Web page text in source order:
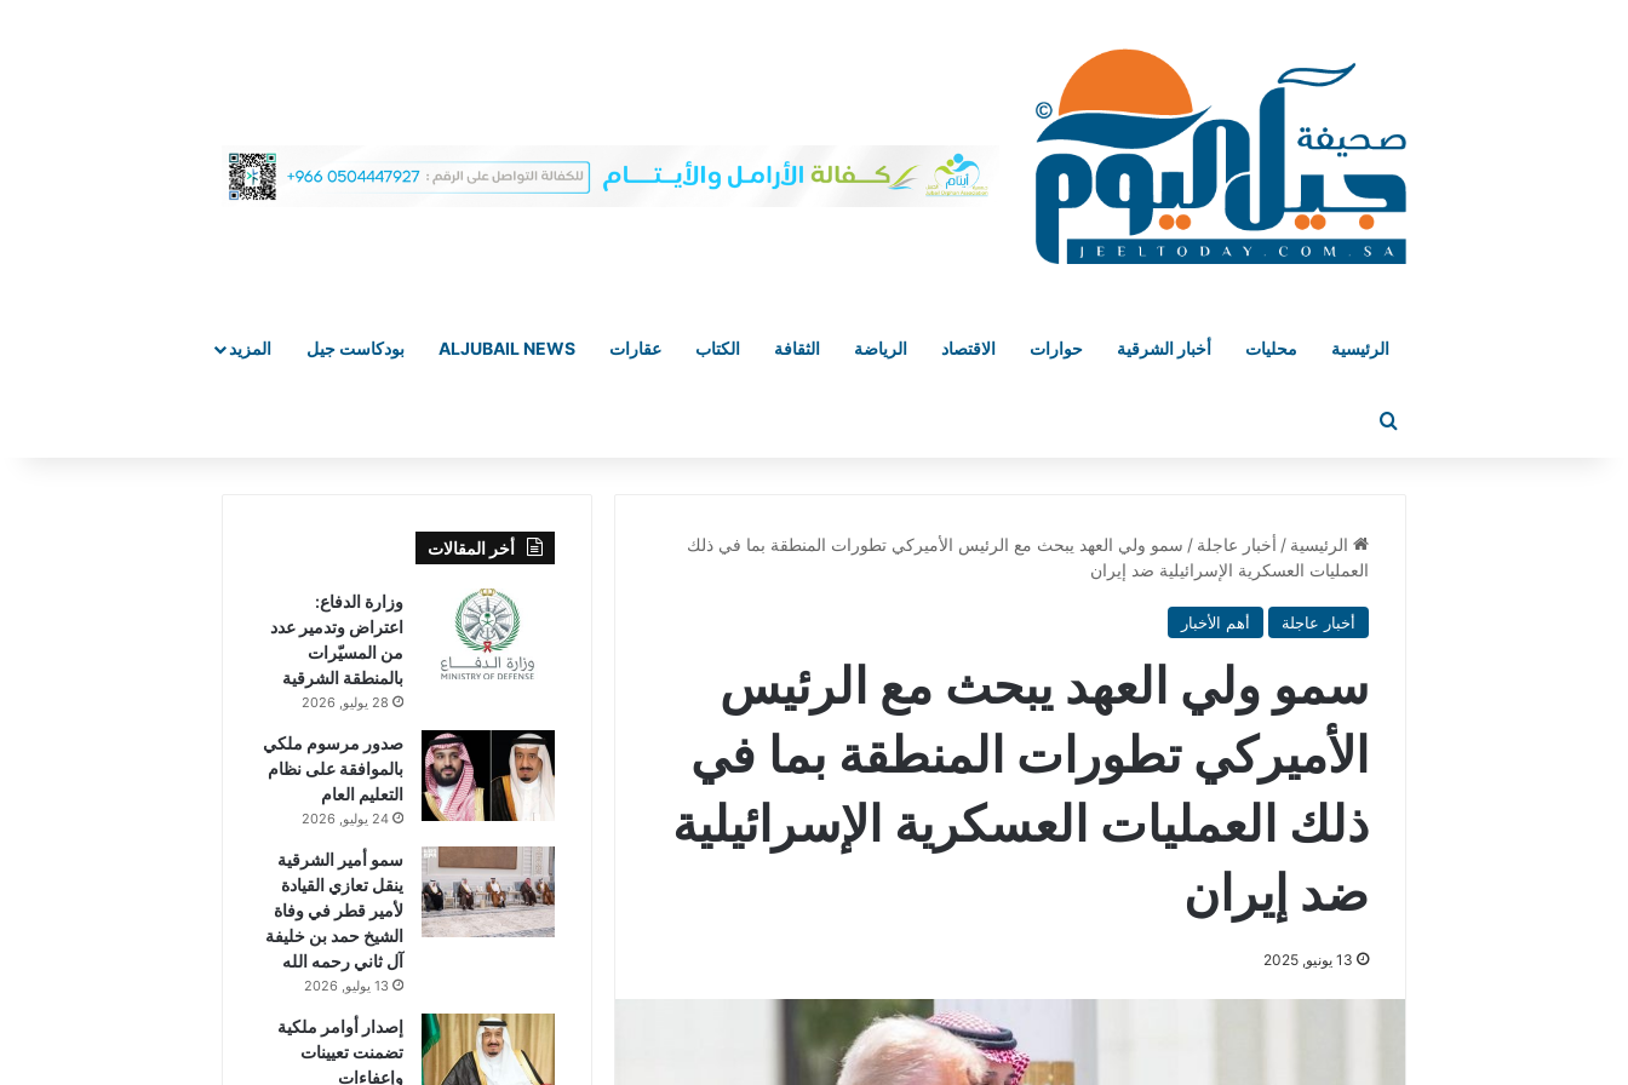
الرئيسية محليات أخبار الشرقية حوارات الاقتصاد الرياضة الثقافة الكتاب عقارات ALJUBAIL NEWS بودكاست جيل المزيد
الرئيسية / أخبار عاجلة / سمو ولي العهد يبحث مع الرئيس الأميركي تطورات المنطقة بما في ذلك
العمليات العسكرية الإسرائيلية ضد إيران
أخبار عاجلة أهم الأخبار
سمو ولي العهد يبحث مع الرئيس
الأميركي تطورات المنطقة بما في
ذلك العمليات العسكرية الإسرائيلية
ضد إيران
13 يونيو, 2025
أخر المقالات
وزارة الدفاع:
اعتراض وتدمير عدد
من المسيّرات
بالمنطقة الشرقية
28 يوليو, 2026
صدور مرسوم ملكي
بالموافقة على نظام
التعليم العام
24 يوليو, 2026
سمو أمير الشرقية
ينقل تعازي القيادة
لأمير قطر في وفاة
الشيخ حمد بن خليفة
آل ثاني رحمه الله
13 يوليو, 2026
إصدار أوامر ملكية
تضمنت تعيينات
وإعفاءات